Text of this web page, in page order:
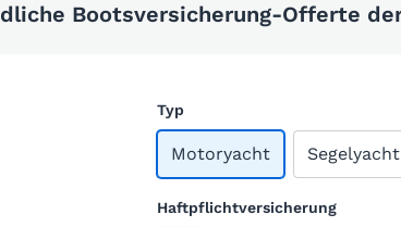
Bootsversicherung-Offerte
Typ
Motoryacht Segelyacht
Haftpflichtversicherung